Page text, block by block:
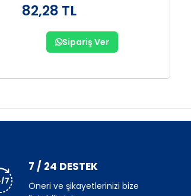
82,28 TL
Sipariş Ver
7 / 24 DESTEK
Öneri ve şikayetlerinizi bize